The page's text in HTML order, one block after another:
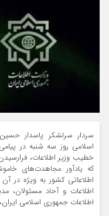
سردار سرلشکر پاسدار
اسلامی روز سه شنبه در
خطیب وزیر اطلاعات،
که یادآور مجاهدت‌های
اطلاعاتی کشور به ویژه در
اطلاعات و آحاد مسئولان،
اطلاعات جمهوری اسلامی